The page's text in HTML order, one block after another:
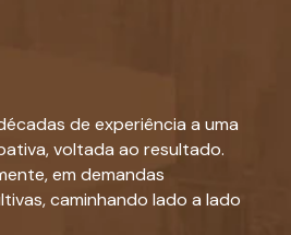
de experiência a uma
voltada ao resultado.
em demandas
caminhando lado a lado